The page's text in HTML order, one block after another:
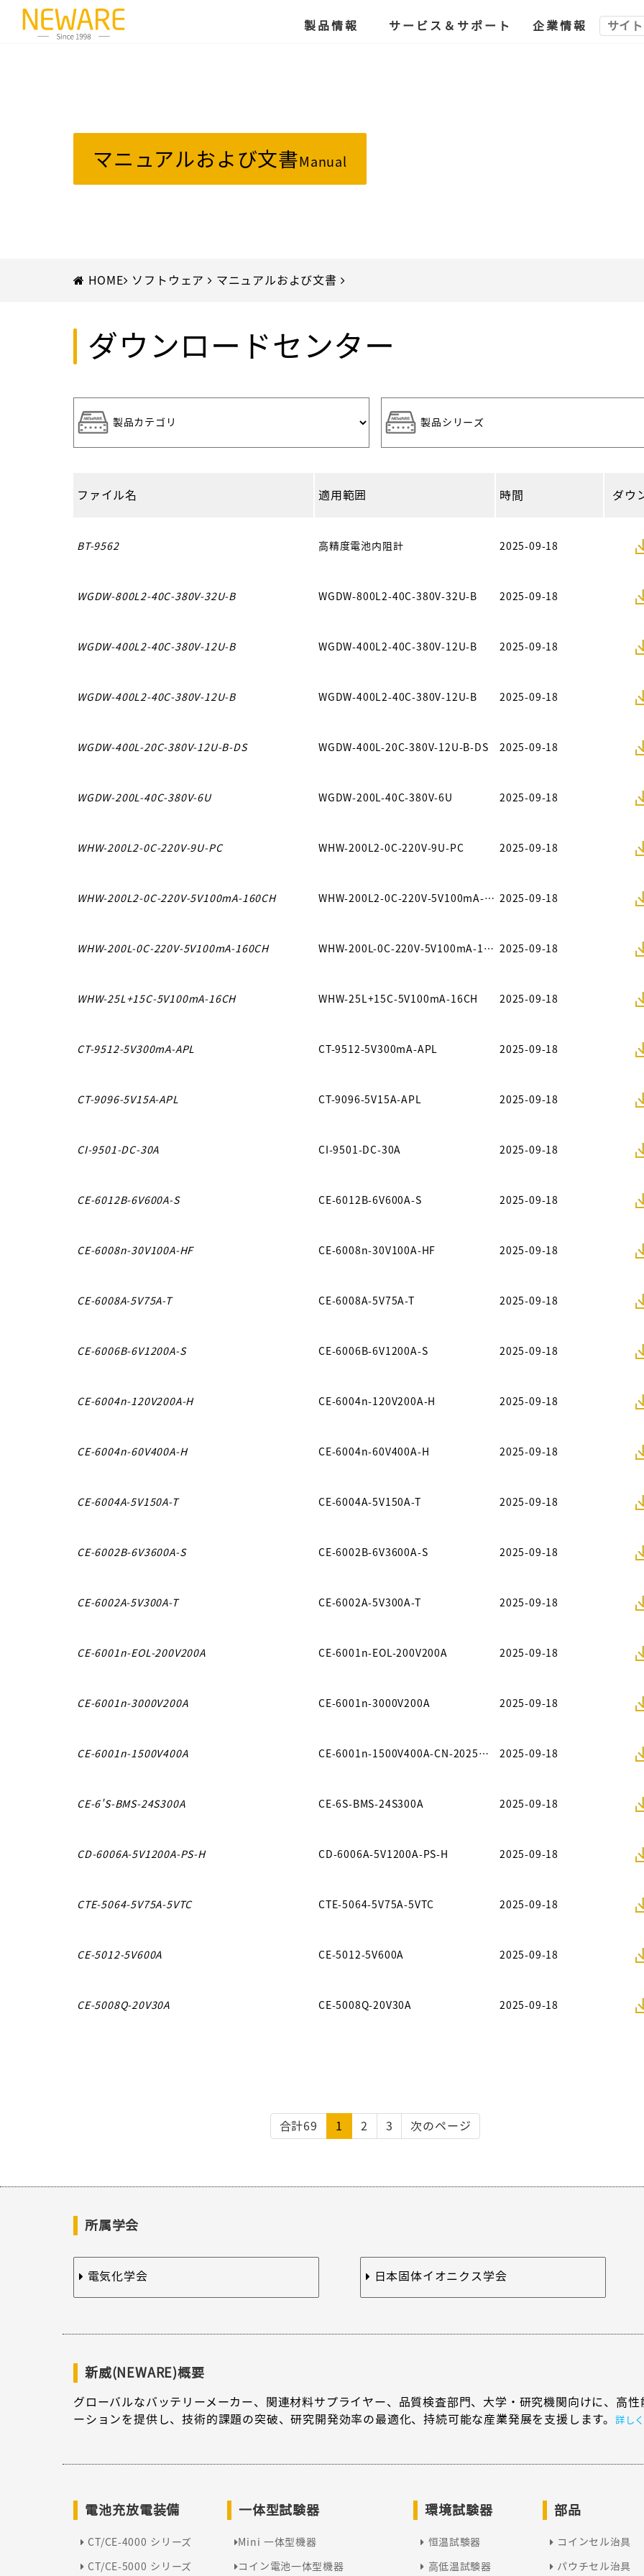
製品情報 サービス＆サポート 企業情報
マニュアルおよび文書 Manual
HOME ソフトウェア マニュアルおよび文書
ダウンロードセンター
ファイル名 適用範囲 時間 ダウ
ド
BT-9562 高精度電池内阻計 2025-09-18
WGDW-800L2-40C-380V-32U-B WGDW-800L2-40C-380V-32U-B 2025-09-18
WGDW-400L2-40C-380V-12U-B WGDW-400L2-40C-380V-12U-B 2025-09-18
WGDW-400L2-40C-380V-12U-B WGDW-400L2-40C-380V-12U-B 2025-09-18
WGDW-400L-20C-380V-12U-B-DS WGDW-400L-20C-380V-12U-B-DS 2025-09-18
WGDW-200L-40C-380V-6U WGDW-200L-40C-380V-6U 2025-09-18
WHW-200L2-0C-220V-9U-PC WHW-200L2-0C-220V-9U-PC 2025-09-18
WHW-200L2-0C-220V-5V100mA-160CH WHW-200L2-0C-220V-5V100mA-160CH 2025-09-18
WHW-200L-0C-220V-5V100mA-160CH WHW-200L-0C-220V-5V100mA-160CH 2025-09-18
WHW-25L+15C-5V100mA-16CH WHW-25L+15C-5V100mA-16CH 2025-09-18
CT-9512-5V300mA-APL CT-9512-5V300mA-APL 2025-09-18
CT-9096-5V15A-APL CT-9096-5V15A-APL 2025-09-18
CI-9501-DC-30A CI-9501-DC-30A 2025-09-18
CE-6012B-6V600A-S CE-6012B-6V600A-S 2025-09-18
CE-6008n-30V100A-HF CE-6008n-30V100A-HF 2025-09-18
CE-6008A-5V75A-T CE-6008A-5V75A-T 2025-09-18
CE-6006B-6V1200A-S CE-6006B-6V1200A-S 2025-09-18
CE-6004n-120V200A-H CE-6004n-120V200A-H 2025-09-18
CE-6004n-60V400A-H CE-6004n-60V400A-H 2025-09-18
CE-6004A-5V150A-T CE-6004A-5V150A-T 2025-09-18
CE-6002B-6V3600A-S CE-6002B-6V3600A-S 2025-09-18
CE-6002A-5V300A-T CE-6002A-5V300A-T 2025-09-18
CE-6001n-EOL-200V200A CE-6001n-EOL-200V200A 2025-09-18
CE-6001n-3000V200A CE-6001n-3000V200A 2025-09-18
CE-6001n-1500V400A CE-6001n-1500V400A-CN-20250511 2025-09-18
CE-6'S-BMS-24S300A CE-6S-BMS-24S300A 2025-09-18
CD-6006A-5V1200A-PS-H CD-6006A-5V1200A-PS-H 2025-09-18
CTE-5064-5V75A-5VTC CTE-5064-5V75A-5VTC 2025-09-18
CE-5012-5V600A CE-5012-5V600A 2025-09-18
CE-5008Q-20V30A CE-5008Q-20V30A 2025-09-18
合計69 1 2 3 次のページ
所属学会
電気化学会 日本固体イオニクス学会
新威(NEWARE)概要
グローバルなバッテリーメーカー、関連材料サプライヤー、品質検査部門、大学・研究機関向けに、高
ーションを提供し、技術的課題の突破、研究開発効率の最適化、持続可能な産業発展を支援します。 詳し
電池充放電装備
CT/CE-4000 シリーズ
CT/CE-5000 シリーズ
一体型試験器
Mini 一体型機器
コイン電池一体型機器
環境試験器
恒温試験器
高低温試験器
部品
コインセル治具
パウチセル治具